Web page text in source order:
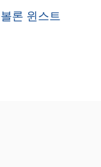
론 윈스트